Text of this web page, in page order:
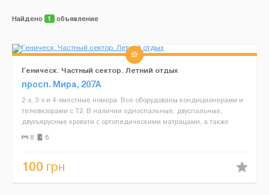
Найдено 1 объявление
Геническ. Частный сектор. Летний отдых
просп. Мира, 207А
2-х, 3-х и 4-хместные номера. Все оборудованы кондиционерами и
телевизорами с Т2. В наличии односпальные, двуспальные,
двухъярусные кровати с ортопедическими матрацами, а также
диваны. Море в 100 метрах от жилья. Рядом магазины, п...
8 6
100 грн